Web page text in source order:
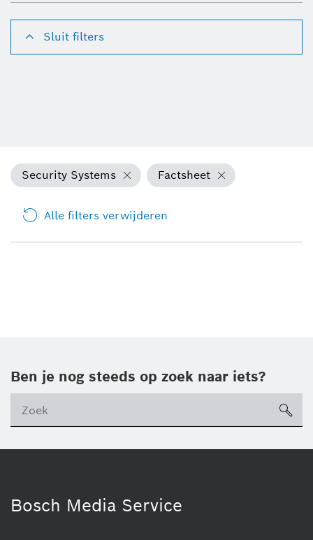
Sluit filters
Security Systems Factsheet
Alle filters verwijderen
Ben je nog steeds op zoek naar iets?
Bosch Media Service